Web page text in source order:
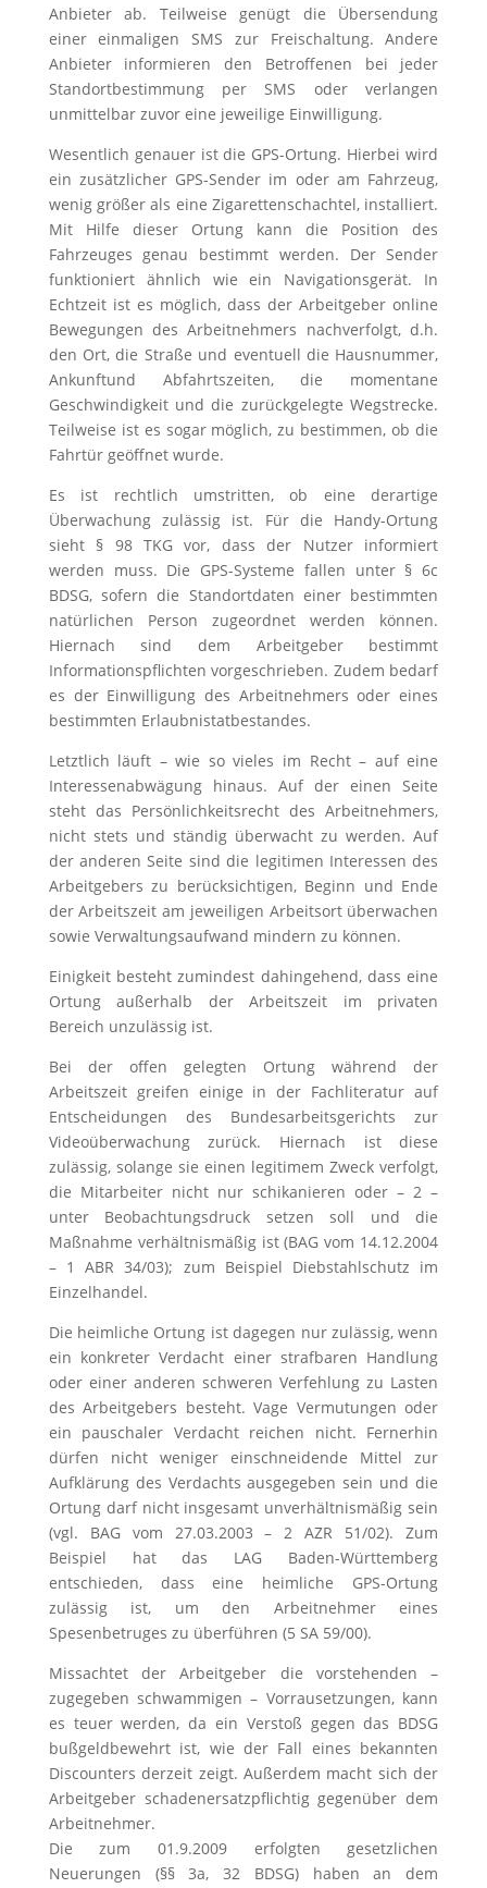
Anbieter ab. Teilweise genügt die Übersendung
einer einmaligen SMS zur Freischaltung. Andere
Anbieter informieren den Betroffenen bei jeder
Standortbestimmung per SMS oder verlangen
unmittelbar zuvor eine jeweilige Einwilligung.
Wesentlich genauer ist die GPS-Ortung. Hierbei wird
ein zusätzlicher GPS-Sender im oder am Fahrzeug,
wenig größer als eine Zigarettenschachtel, installiert.
Mit Hilfe dieser Ortung kann die Position des
Fahrzeuges genau bestimmt werden. Der Sender
funktioniert ähnlich wie ein Navigationsgerät. In
Echtzeit ist es möglich, dass der Arbeitgeber online
Bewegungen des Arbeitnehmers nachverfolgt, d.h.
den Ort, die Straße und eventuell die Hausnummer,
Ankunftund Abfahrtszeiten, die momentane
Geschwindigkeit und die zurückgelegte Wegstrecke.
Teilweise ist es sogar möglich, zu bestimmen, ob die
Fahrtür geöffnet wurde.
Es ist rechtlich umstritten, ob eine derartige
Überwachung zulässig ist. Für die Handy-Ortung
sieht § 98 TKG vor, dass der Nutzer informiert
werden muss. Die GPS-Systeme fallen unter § 6c
BDSG, sofern die Standortdaten einer bestimmten
natürlichen Person zugeordnet werden können.
Hiernach sind dem Arbeitgeber bestimmt
Informationspflichten vorgeschrieben. Zudem bedarf
es der Einwilligung des Arbeitnehmers oder eines
bestimmten Erlaubnistatbestandes.
Letztlich läuft – wie so vieles im Recht – auf eine
Interessenabwägung hinaus. Auf der einen Seite
steht das Persönlichkeitsrecht des Arbeitnehmers,
nicht stets und ständig überwacht zu werden. Auf
der anderen Seite sind die legitimen Interessen des
Arbeitgebers zu berücksichtigen, Beginn und Ende
der Arbeitszeit am jeweiligen Arbeitsort überwachen
sowie Verwaltungsaufwand mindern zu können.
Einigkeit besteht zumindest dahingehend, dass eine
Ortung außerhalb der Arbeitszeit im privaten
Bereich unzulässig ist.
Bei der offen gelegten Ortung während der
Arbeitszeit greifen einige in der Fachliteratur auf
Entscheidungen des Bundesarbeitsgerichts zur
Videoüberwachung zurück. Hiernach ist diese
zulässig, solange sie einen legitimem Zweck verfolgt,
die Mitarbeiter nicht nur schikanieren oder – 2 –
unter Beobachtungsdruck setzen soll und die
Maßnahme verhältnismäßig ist (BAG vom 14.12.2004
– 1 ABR 34/03); zum Beispiel Diebstahlschutz im
Einzelhandel.
Die heimliche Ortung ist dagegen nur zulässig, wenn
ein konkreter Verdacht einer strafbaren Handlung
oder einer anderen schweren Verfehlung zu Lasten
des Arbeitgebers besteht. Vage Vermutungen oder
ein pauschaler Verdacht reichen nicht. Fernerhin
dürfen nicht weniger einschneidende Mittel zur
Aufklärung des Verdachts ausgegeben sein und die
Ortung darf nicht insgesamt unverhältnismäßig sein
(vgl. BAG vom 27.03.2003 – 2 AZR 51/02). Zum
Beispiel hat das LAG Baden-Württemberg
entschieden, dass eine heimliche GPS-Ortung
zulässig ist, um den Arbeitnehmer eines
Spesenbetruges zu überführen (5 SA 59/00).
Missachtet der Arbeitgeber die vorstehenden –
zugegeben schwammigen – Vorrausetzungen, kann
es teuer werden, da ein Verstoß gegen das BDSG
bußgeldbewehrt ist, wie der Fall eines bekannten
Discounters derzeit zeigt. Außerdem macht sich der
Arbeitgeber schadenersatzpflichtig gegenüber dem
Arbeitnehmer.
Die zum 01.9.2009 erfolgten gesetzlichen
Neuerungen (§§ 3a, 32 BDSG) haben an dem